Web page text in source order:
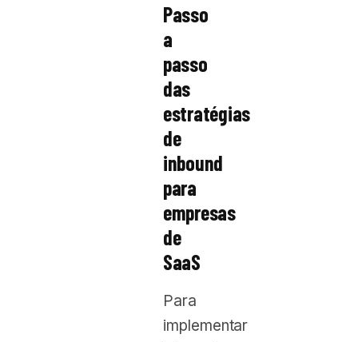
Passo
a
passo
das
estratégias
de
inbound
para
empresas
de
SaaS
Para
implementar